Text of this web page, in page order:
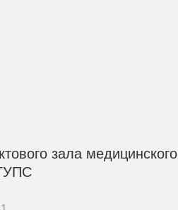
зала медицинского